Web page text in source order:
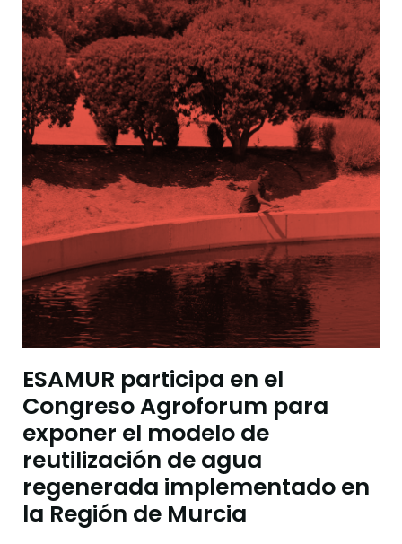
ESAMUR participa en el
Congreso Agroforum para
exponer el modelo de
reutilización de agua
regenerada implementado en
la Región de Murcia